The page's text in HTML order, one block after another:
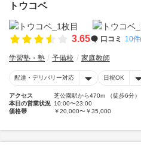
トウコベ
3.65 口コミ 10件
学習塾・塾 予備校 家庭教師
配達・デリバリー対応 日祝OK
アクセス
芝公園駅から470m （徒歩6分）
本日の営業状況 10:00〜23:00
価格帯
￥20,000〜￥35,000